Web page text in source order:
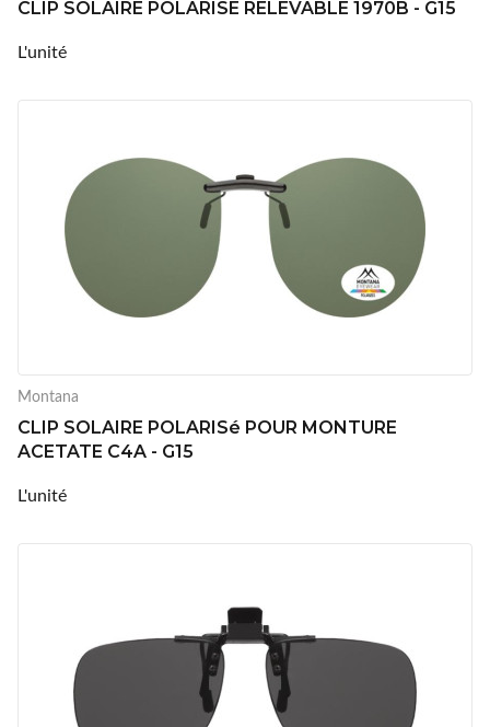
CLIP SOLAIRE POLARISE RELEVABLE 1970B - G15
L'unité
Montana
CLIP SOLAIRE POLARISé POUR MONTURE
ACETATE C4A - G15
L'unité